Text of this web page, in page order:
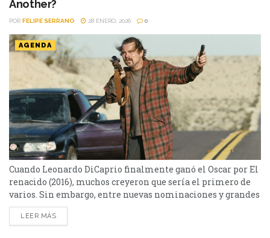
Another?
POR FELIPE SERRANO 28 ENERO, 2026 0
AGENDA
Cuando Leonardo DiCaprio finalmente ganó el Oscar por El
renacido (2016), muchos creyeron que sería el primero de
varios. Sin embargo, entre nuevas nominaciones y grandes
actuaciones, nunca volvió a llevarse la estatuilla… hasta
ahora. Con One Battle After Another, DiCaprio está otra vez
LEER MÁS